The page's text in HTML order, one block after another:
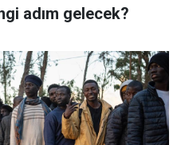
adım gelecek?